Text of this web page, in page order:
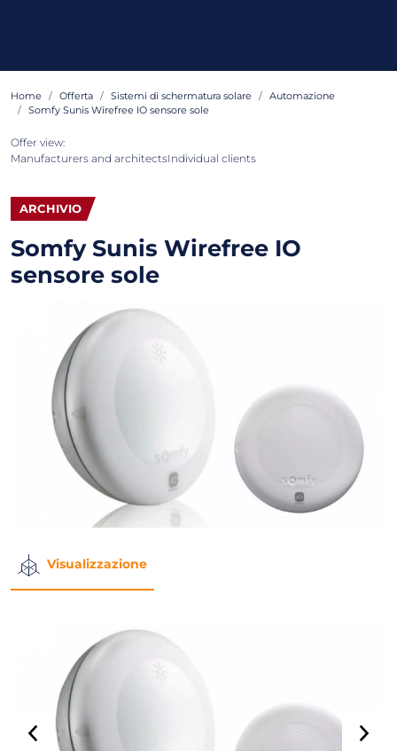
Home Offerta Sistemi di schermatura solare
Automazione
Somfy Sunis Wirefree IO sensore sole
Offer view:
Manufacturers and architectsIndividual clients
ARCHIVIO
Somfy Sunis Wirefree IO
sensore sole
Visualizzazione